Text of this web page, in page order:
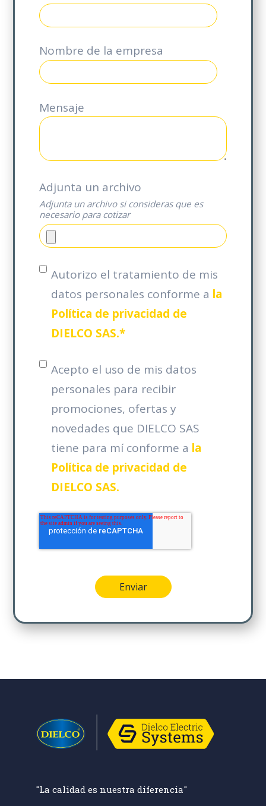
Nombre de la empresa
Mensaje
Adjunta un archivo
Adjunta un archivo si consideras que es
necesario para cotizar
Autorizo el tratamiento de mis
datos personales conforme a la
Política de privacidad de
DIELCO SAS.**
Acepto el uso de mis datos
personales para recibir
promociones, ofertas y
novedades que DIELCO SAS
tiene para mí conforme a la
Política de privacidad de
DIELCO SAS.
"La calidad es nuestra diferencia"